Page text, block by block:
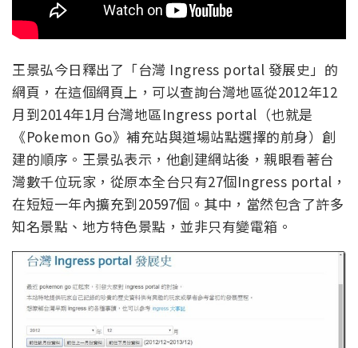
王景弘今日釋出了「台灣 Ingress portal 發展史」的
網頁，在這個網頁上，可以查詢台灣地區從2012年12
月到2014年1月台灣地區Ingress portal（也就是
《Pokemon Go》補充站與道場站點選擇的前身）創
建的順序。王景弘表示，他創建網站後，親眼看著台
灣數千位玩家，從原本全台只有27個Ingress portal，
在短短一年內擴充到20597個。其中，當然包含了許多
知名景點、地方特色景點，並非只有變電箱。